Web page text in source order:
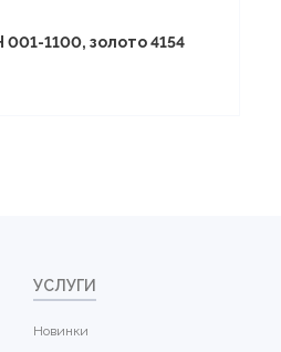
001-1100, золото 4154
УСЛУГИ
Новинки